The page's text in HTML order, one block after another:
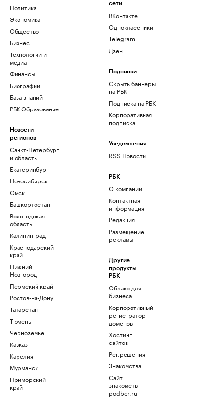
Политика
Экономика
Общество
Бизнес
Технологии и
медиа
Финансы
Биографии
База знаний
РБК Образование
Новости
регионов
Санкт-Петербург
и область
Екатеринбург
Новосибирск
Омск
Башкортостан
Вологодская
область
Калининград
Краснодарский
край
Нижний
Новгород
Пермский край
Ростов-на-Дону
Татарстан
Тюмень
Черноземье
Кавказ
Карелия
Мурманск
Приморский
край
сети
ВКонтакте
Одноклассники
Telegram
Дзен
Подписки
Скрыть баннеры
на РБК
Подписка на РБК
Корпоративная
подписка
Уведомления
RSS Новости
РБК
О компании
Контактная
информация
Редакция
Размещение
рекламы
Другие
продукты
РБК
Облако для
бизнеса
Корпоративный
регистратор
доменов
Хостинг
сайтов
Рег.решения
Знакомства
Сайт
знакомств
podbor.ru